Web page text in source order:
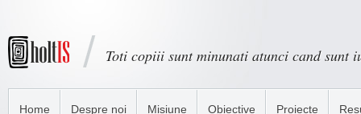
Toti copiii sunt minunati atunci cand sunt
Home Despre noi Misiune Obiective Proiecte